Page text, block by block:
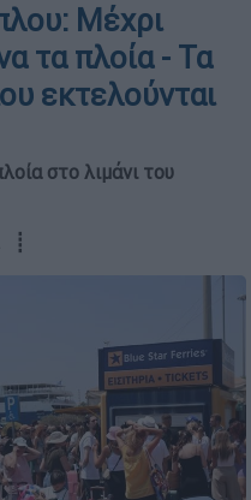
Μέχρι
τα πλοία - Τα
εκτελούνται
στο λιμάνι του
┋